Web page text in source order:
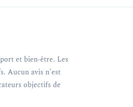
et bien-être. Les
Aucun avis n'est
objectifs de